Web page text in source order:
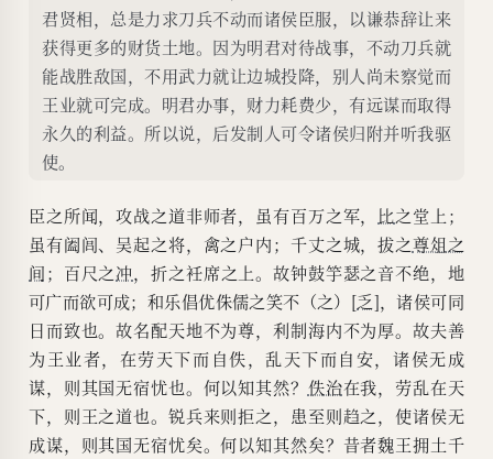
君贤相，总是力求刀兵不动而诸侯臣服，以谦恭辞让来
获得更多的财货土地。因为明君对待战事，不动刀兵就
能战胜敌国，不用武力就让边城投降，别人尚未察觉而
王业就可完成。明君办事，财力耗费少，有远谋而取得
永久的利益。所以说，后发制人可令诸侯归附并听我驱
使。
臣之所闻，攻战之道非师者，虽有百万之军， 比之堂上；
虽有阖闾、吴起之将，禽之户内；千丈之城，拔之尊俎之
间；百尺之冲，折之衽席之上。故钟鼓竽瑟之音不绝，地
可广而欲可成；和乐倡优侏儒之笑不（之）[乏]，诸侯可同
日而致也。故名配天地不为尊，利制海内不为厚。故夫善
为王业者，在劳天下而自佚，乱天下而自安，诸侯无成
谋，则其国无宿忧也。何以知其然？ 佚治在我，劳乱在天
下，则王之道也。锐兵来则拒之，患至则趋之，使诸侯无
成谋，则其国无宿忧矣。何以知其然矣？昔者魏王拥土千